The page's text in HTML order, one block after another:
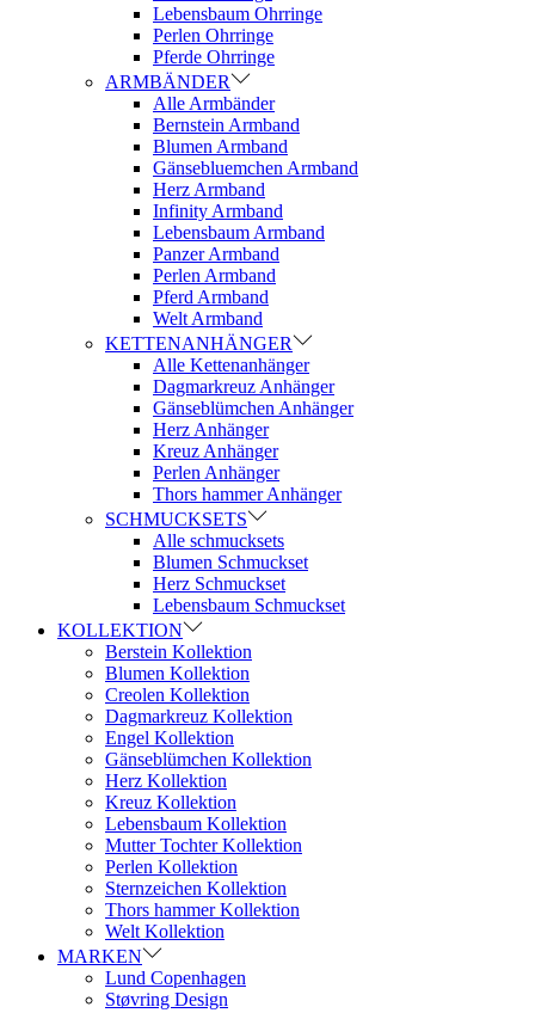
Lebensbaum Ohrringe
Perlen Ohrringe
Pferde Ohrringe
ARMBÄNDER
Alle Armbänder
Bernstein Armband
Blumen Armband
Gänsebluemchen Armband
Herz Armband
Infinity Armband
Lebensbaum Armband
Panzer Armband
Perlen Armband
Pferd Armband
Welt Armband
KETTENANHÄNGER
Alle Kettenanhänger
Dagmarkreuz Anhänger
Gänseblümchen Anhänger
Herz Anhänger
Kreuz Anhänger
Perlen Anhänger
Thors hammer Anhänger
SCHMUCKSETS
Alle schmucksets
Blumen Schmuckset
Herz Schmuckset
Lebensbaum Schmuckset
KOLLEKTION
Berstein Kollektion
Blumen Kollektion
Creolen Kollektion
Dagmarkreuz Kollektion
Engel Kollektion
Gänseblümchen Kollektion
Herz Kollektion
Kreuz Kollektion
Lebensbaum Kollektion
Mutter Tochter Kollektion
Perlen Kollektion
Sternzeichen Kollektion
Thors hammer Kollektion
Welt Kollektion
MARKEN
Lund Copenhagen
Støvring Design